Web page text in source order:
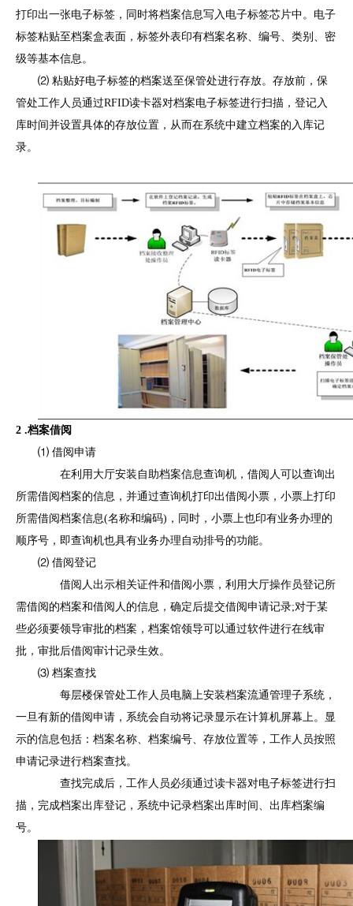
打印出一张电子标签，同时将档案信息写入电子标签芯片中。电子
标签粘贴至档案盒表面，标签外表印有档案名称、编号、类别、密
级等基本信息。
⑵ 粘贴好电子标签的档案送至保管处进行存放。存放前，保
管处工作人员通过RFID读卡器对档案电子标签进行扫描，登记入
库时间并设置具体的存放位置，从而在系统中建立档案的入库记
录。
2 .档案借阅
⑴ 借阅申请
在利用大厅安装自助档案信息查询机，借阅人可以查询出
所需借阅档案的信息，并通过查询机打印出借阅小票，小票上打印
所需借阅档案信息(名称和编码)，同时，小票上也印有业务办理的
顺序号，即查询机也具有业务办理自动排号的功能。
⑵ 借阅登记
借阅人出示相关证件和借阅小票，利用大厅操作员登记所
需借阅的档案和借阅人的信息，确定后提交借阅申请记录;对于某
些必须要领导审批的档案，档案馆领导可以通过软件进行在线审
批，审批后借阅审计记录生效。
⑶ 档案查找
每层楼保管处工作人员电脑上安装档案流通管理子系统，
一旦有新的借阅申请，系统会自动将记录显示在计算机屏幕上。显
示的信息包括：档案名称、档案编号、存放位置等，工作人员按照
申请记录进行档案查找。
查找完成后，工作人员必须通过读卡器对电子标签进行扫
描，完成档案出库登记，系统中记录档案出库时间、出库档案编
号。